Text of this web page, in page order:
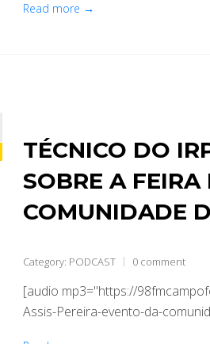
Read more →
TÉCNICO DO
SOBRE A
COMUNIDADE
Category: PODCAST 0 comment
[audio mp3="https://
Assis-Pereira-evento-da-